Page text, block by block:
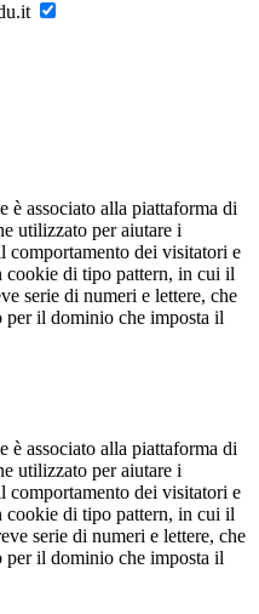
è associato alla piattaforma di
utilizzato per aiutare i
comportamento dei visitatori e
cookie di tipo pattern, in cui il
serie di numeri e lettere, che
il dominio che imposta il
è associato alla piattaforma di
utilizzato per aiutare i
comportamento dei visitatori e
cookie di tipo pattern, in cui il
serie di numeri e lettere, che
il dominio che imposta il